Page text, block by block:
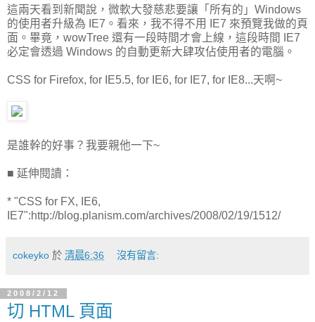
這兩天看到新聞說，微軟大發慈悲要讓「所有的」Windows
的使用者升級為 IE7。看來，我不得不用 IE7 來預覽我做的頁
面。畢竟，wowTree 還有一段時間才會上線，這段時間 IE7
必定會透過 Windows 的自動更新大肆攻佔使用者的電腦。
CSS for Firefox, for IE5.5, for IE6, for IE7, for IE8...天啊~
是誰幹的好事？我要親他一下~
■ 延伸閱讀：
* "CSS for FX, IE6,
IE7":http://blog.planism.com/archives/2008/02/19/1512/
cokeyko 於 清晨6:36 沒有留言:
2008/2/12
切 HTML 頁面